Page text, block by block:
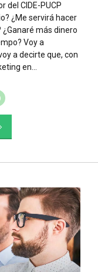
del CIDE-PUCP
¿Me servirá hacer
más dinero
Voy a
a decirte que, con
en...